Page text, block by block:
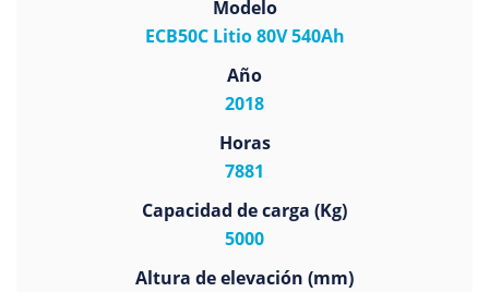
Modelo
ECB50C Litio 80V 540Ah
Año
2018
Horas
7881
Capacidad de carga (Kg)
5000
Altura de elevación (mm)